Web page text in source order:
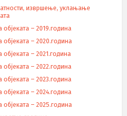
извршење, уклањање
– 2019.година
– 2020.година
– 2021.година
– 2022.година
– 2023.година
– 2024.година
– 2025.година